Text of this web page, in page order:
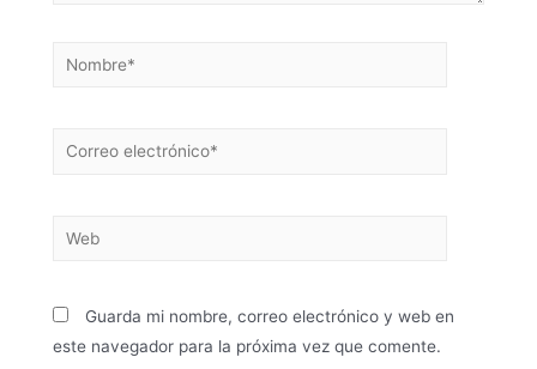
Guarda mi nombre, correo electrónico y web en
este navegador para la próxima vez que comente.